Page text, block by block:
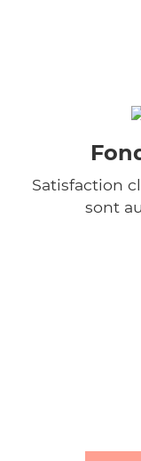
Satisfaction
sont